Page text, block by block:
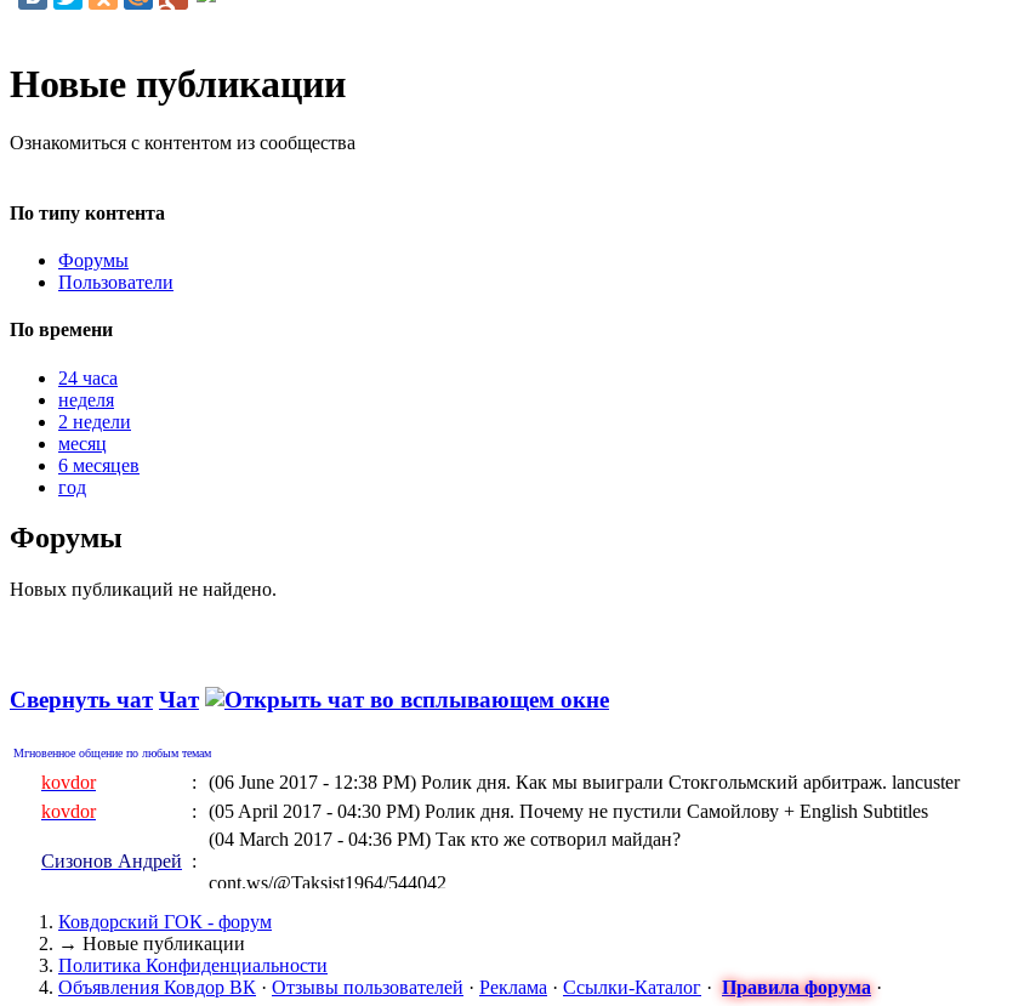
Новые публикации
Ознакомиться с контентом из сообщества
По типу контента
Форумы
Пользователи
По времени
24 часа
неделя
2 недели
месяц
6 месяцев
год
Форумы
Новых публикаций не найдено.
Свернуть чат Чат
Мгновенное общение по любым темам
kovdor : (06 June 2017 - 12:38 PM) Ролик дня. Как мы выиграли Стокгольмский арбитраж. lancuster
kovdor
: (05 April 2017 - 04:30 PM) Ролик дня. Почему не пустили Самойлову + English Subtitles
Сизонов Андрей :
(04 March 2017 - 04:36 PM) Так кто же сотворил майдан?
cont.ws/@Taksist1964/544042
kovdor
: (04 March 2017 - 01:06 AM)
kovdor
: (15 February 2017 - 10:32 PM)
kovdor
: (05 January 2017 - 07:17 PM)
kovdor
: (19 December 2016 - 08:13 PM) Дороги карьера в постоянном уходе
Ковдорский ГОК - форум
→ Новые публикации
Политика Конфиденциальности
Объявления Ковдор ВК · Отзывы пользователей · Реклама · Ссылки-Каталог · Правила форума·